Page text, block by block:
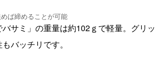
ば締めることが可能
サミ」の重量は約102ｇで軽量。グリッ
バッチリです。